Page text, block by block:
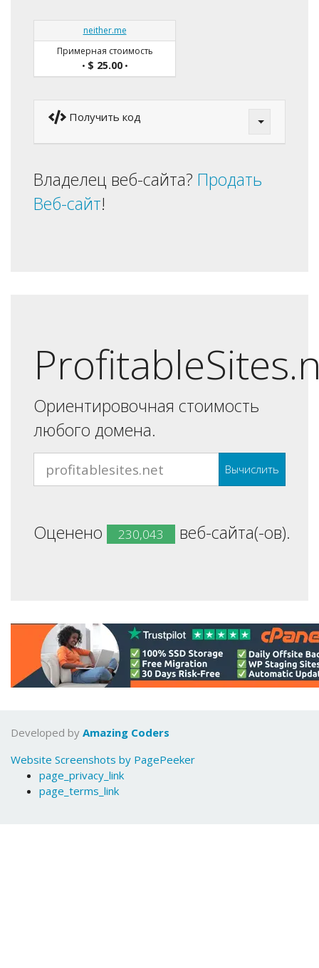
neither.me
Примерная стоимость
• $ 25.00•
Получить код
Владелец веб-сайта? Продать
Веб-сайт!
Ориентировочная стоимость
любого домена.
Вычислить
Оценено 230,043 веб-сайта(-ов).
Developed by Amazing Coders
Website Screenshots by PagePeeker
page_privacy_link
page_terms_link